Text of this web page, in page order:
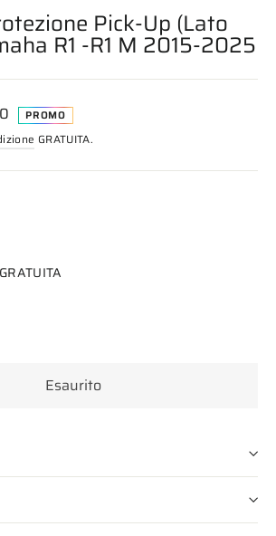
Pick-Up (Lato
R1 -R1 M 2015-2025
PROMO
GRATUITA.
Esaurito